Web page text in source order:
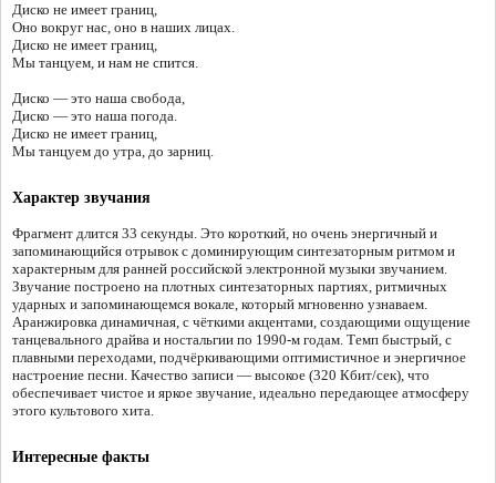
Диско не имеет границ,
Оно вокруг нас, оно в наших лицах.
Диско не имеет границ,
Мы танцуем, и нам не спится.
Диско — это наша свобода,
Диско — это наша погода.
Диско не имеет границ,
Мы танцуем до утра, до зарниц.
Характер звучания
Фрагмент длится 33 секунды. Это короткий, но очень энергичный и
запоминающийся отрывок с доминирующим синтезаторным ритмом и
характерным для ранней российской электронной музыки звучанием.
Звучание построено на плотных синтезаторных партиях, ритмичных
ударных и запоминающемся вокале, который мгновенно узнаваем.
Аранжировка динамичная, с чёткими акцентами, создающими ощущение
танцевального драйва и ностальгии по 1990-м годам. Темп быстрый, с
плавными переходами, подчёркивающими оптимистичное и энергичное
настроение песни. Качество записи — высокое (320 Кбит/сек), что
обеспечивает чистое и яркое звучание, идеально передающее атмосферу
этого культового хита.
Интересные факты